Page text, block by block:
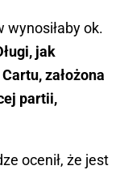
wynosiłaby ok.
jak
założona
partii,
ocenił, że jest